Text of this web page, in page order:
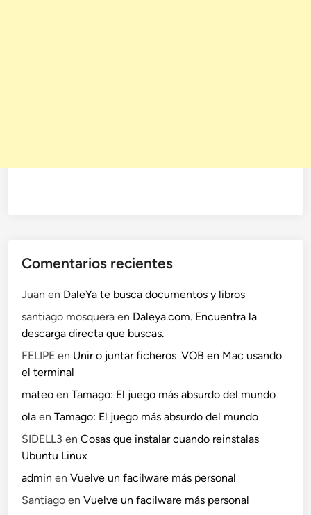
Comentarios recientes
Juan en DaleYa te busca documentos y libros
santiago mosquera en Daleya.com. Encuentra la
descarga directa que buscas.
FELIPE en Unir o juntar ficheros .VOB en Mac usando
el terminal
mateo enTamago: El juego más absurdo del mundo
ola enTamago: El juego más absurdo del mundo
SIDELL3 enCosas que instalar cuando reinstalas
Ubuntu Linux
admin enVuelve un facilware más personal
Santiago enVuelve un facilware más personal